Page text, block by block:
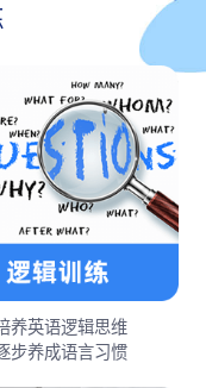
养英语逻辑思维
步养成语言习惯